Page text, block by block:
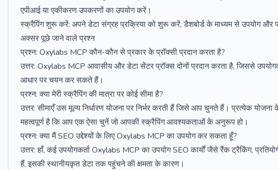
एपीआई या एकीकरण उपकरणों का उपयोग करें।
स्क्रैपिंग शुरू करें: अपने डेटा संग्रह प्रक्रिया को शुरू करें, डैशबोर्ड के माध्यम से उपयोग और
अक्सर पूछे जाने वाले प्रश्न
प्रश्न: Oxylabs MCP कौन-कौन से प्रकार के प्रॉक्सी प्रदान करता है?
उत्तर: Oxylabs MCP आवासीय और डेटा सेंटर प्रॉक्स दोनों प्रदान करता है, जिससे
आधार पर चयन कर सकते हैं।
प्रश्न: क्या मेरी स्क्रैपिंग की मात्रा पर कोई सीमा है?
उत्तर: सीमाएँ उस मूल्य निर्धारण योजना पर निर्भर करती हैं जिसे आप चुनते हैं। प्रत्येक
महत्वपूर्ण है कि आप एक ऐसा चुनें जो आपकी स्क्रैपिंग आवश्यकताओं के अनुरूप हो।
प्रश्न: क्या मैं SEO उद्देश्यों के लिए Oxylabs MCP का उपयोग कर सकता हूँ?
उत्तर: हाँ, कई उपयोगकर्ता Oxylabs MCP का उपयोग SEO कार्यों जैसे रैंक ट्रैकिंग,
हैं, इसकी स्थानीयकृत डेटा तक पहुंचने की क्षमता के कारण।